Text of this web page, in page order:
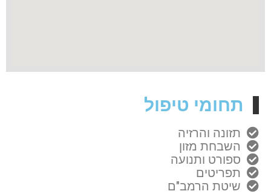
תחומי טיפול
תזונה והרזיה
השבחת מזון
ספורט ותנועה
תפריטים
שיטת הרמב"ם